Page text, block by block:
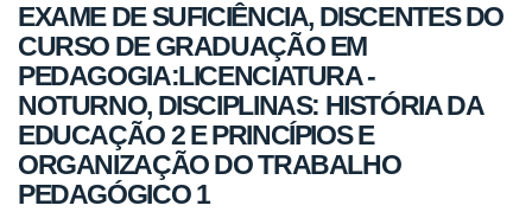
EXAME DE SUFICIÊNCIA, DISCENTES DO
CURSO DE GRADUAÇÃO EM
PEDAGOGIA:LICENCIATURA -
NOTURNO, DISCIPLINAS: HISTÓRIA DA
EDUCAÇÃO 2 E PRINCÍPIOS E
ORGANIZAÇÃO DO TRABALHO
PEDAGÓGICO 1